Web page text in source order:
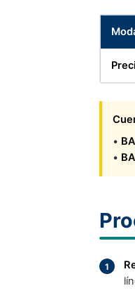
•
•